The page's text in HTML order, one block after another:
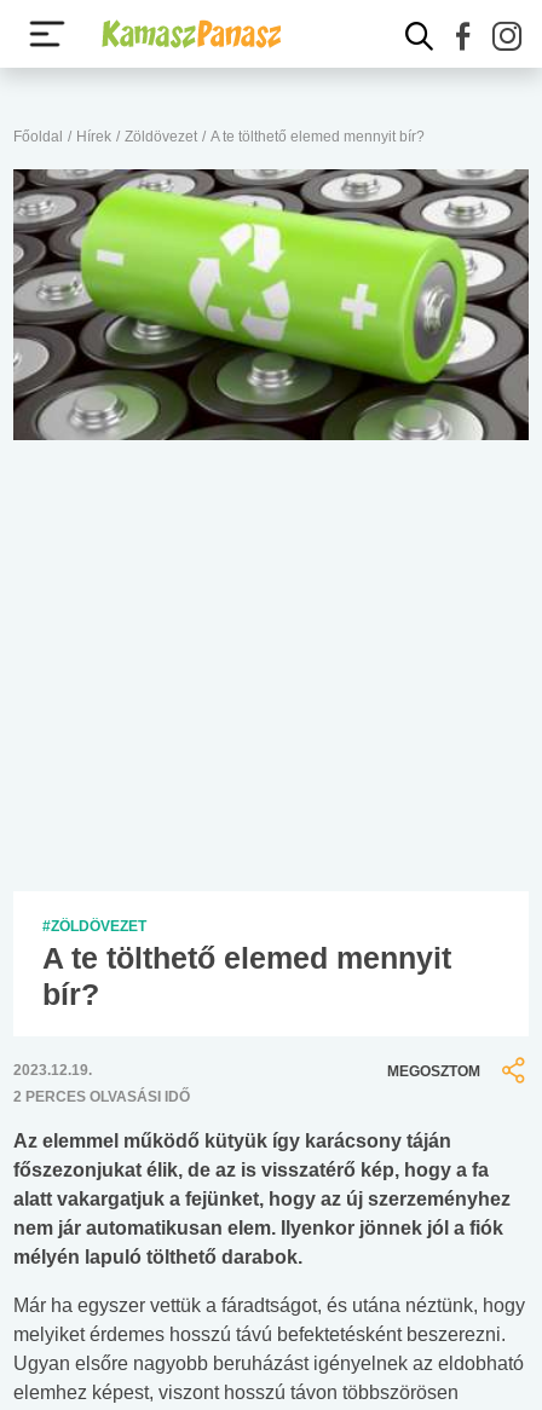
Főoldal / Hírek / Zöldövezet / A te tölthető elemed mennyit bír?
#ZÖLDÖVEZET
A te tölthető elemed mennyit
bír?
2023.12.19.
2 PERCES OLVASÁSI IDŐ
MEGOSZTOM
Az elemmel működő kütyük így karácsony táján
főszezonjukat élik, de az is visszatérő kép, hogy a fa
alatt vakargatjuk a fejünket, hogy az új szerzeményhez
nem jár automatikusan elem. Ilyenkor jönnek jól a fiók
mélyén lapuló tölthető darabok.
Már ha egyszer vettük a fáradtságot, és utána néztünk, hogy
melyiket érdemes hosszú távú befektetésként beszerezni.
Ugyan elsőre nagyobb beruházást igényelnek az eldobható
elemhez képest, viszont hosszú távon többszörösen